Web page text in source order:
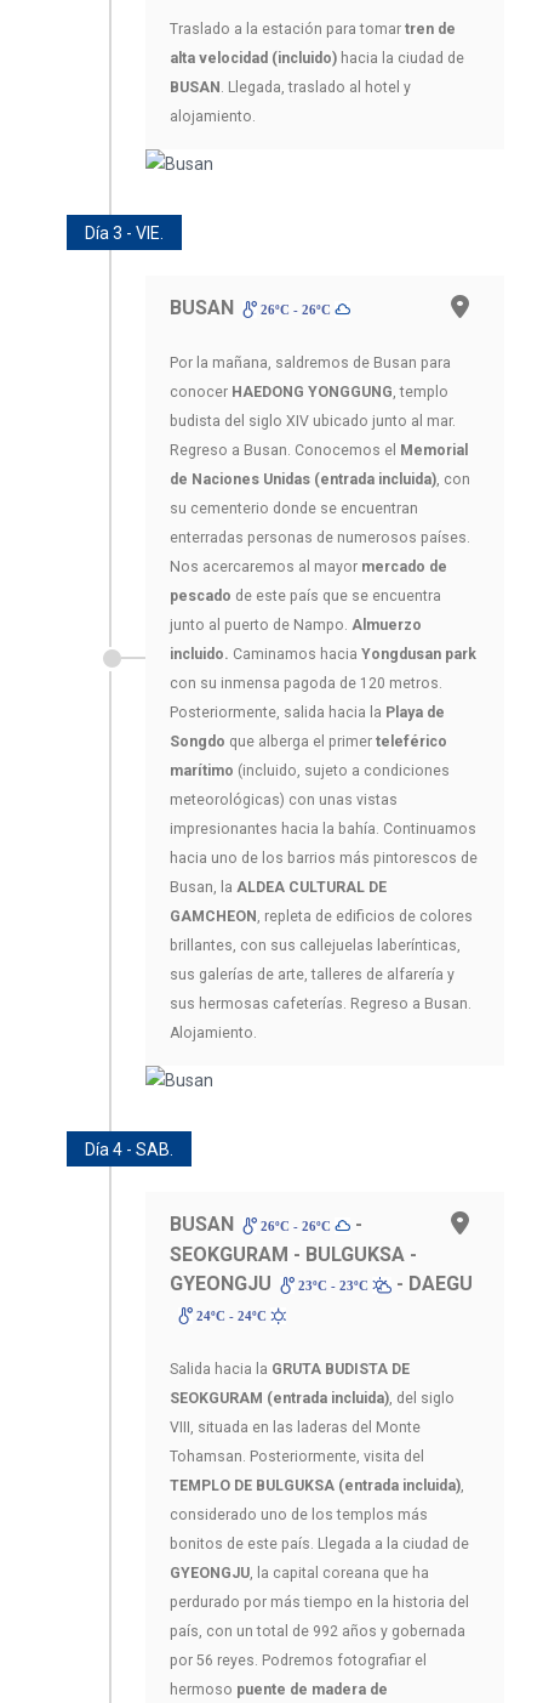
Traslado a la estación para tomar tren de
alta velocidad (incluido) hacia la ciudad de
BUSAN . Llegada, traslado al hotel y
alojamiento.
Día 3 - VIE.
BUSAN 26ºC - 26ºC
Por la mañana, saldremos de Busan para
conocer HAEDONG YONGGUNG, templo
budista del siglo XIV ubicado junto al mar.
Regreso a Busan. Conocemos el Memorial
de Naciones Unidas (entrada incluida), con
su cementerio donde se encuentran
enterradas personas de numerosos países.
Nos acercaremos al mayor mercado de
pescado de este país que se encuentra
junto al puerto de Nampo. Almuerzo
incluido. Caminamos hacia Yongdusan park
con su inmensa pagoda de 120 metros.
Posteriormente, salida hacia la Playa de
Songdo que alberga el primer teleférico
marítimo (incluido, sujeto a condiciones
meteorológicas) con unas vistas
impresionantes hacia la bahía. Continuamos
hacia uno de los barrios más pintorescos de
Busan, la ALDEA CULTURAL DE
GAMCHEON , repleta de edificios de colores
brillantes, con sus callejuelas laberínticas,
sus galerías de arte, talleres de alfarería y
sus hermosas cafeterías. Regreso a Busan.
Alojamiento.
Día 4 - SAB.
BUSAN 26ºC - 26ºC
-
SEOKGURAM - BULGUKSA -
GYEONGJU
23ºC - 23ºC - DAEGU
24ºC - 24ºC
Salida hacia la GRUTA BUDISTA DE
SEOKGURAM (entrada incluida), del siglo
VIII, situada en las laderas del Monte
Tohamsan. Posteriormente, visita del
TEMPLO DE BULGUKSA (entrada incluida),
considerado uno de los templos más
bonitos de este país. Llegada a la ciudad de
GYEONGJU, la capital coreana que ha
perdurado por más tiempo en la historia del
país, con un total de 992 años y gobernada
por 56 reyes. Podremos fotografiar el
hermoso puente de madera de